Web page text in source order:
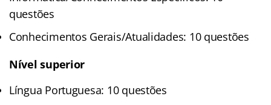
questões
Conhecimentos Gerais/Atualidades: 10 questões
Nível superior
Língua Portuguesa: 10 questões